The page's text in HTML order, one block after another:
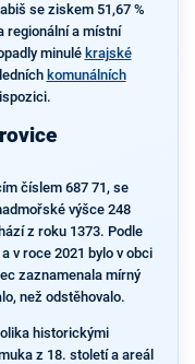
se ziskem 51,67 %
regionální a místní
minulé krajské
komunálních
číslem 687 71, se
výšce 248
z roku 1373. Podle
v roce 2021 bylo v obci
zaznamenala mírný
než odstěhovalo.
historickými
z 18. století a areál